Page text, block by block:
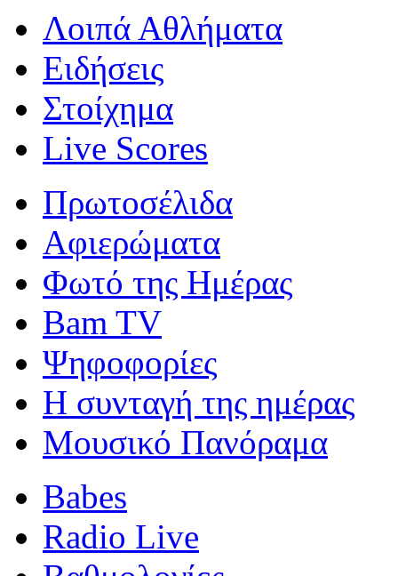
Λοιπά Αθλήματα
Ειδήσεις
Στοίχημα
Live Scores
Πρωτοσέλιδα
Αφιερώματα
Φωτό της Ημέρας
Bam TV
Ψηφοφορίες
Η συνταγή της ημέρας
Μουσικό Πανόραμα
Babes
Radio Live